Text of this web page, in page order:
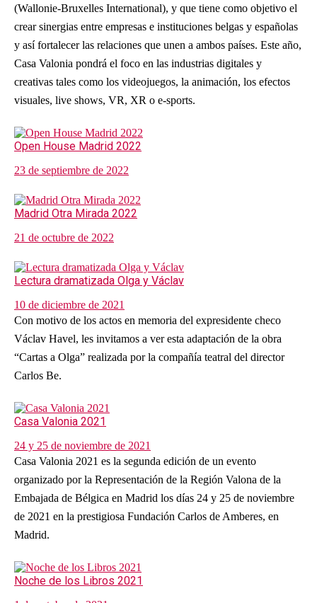
(Wallonie-Bruxelles International), y que tiene como objetivo el
crear sinergias entre empresas e instituciones belgas y españolas
y así fortalecer las relaciones que unen a ambos países. Este año,
Casa Valonia pondrá el foco en las industrias digitales y
creativas tales como los videojuegos, la animación, los efectos
visuales, live shows, VR, XR o e-sports.
Open House Madrid 2022
23 de septiembre de 2022
Madrid Otra Mirada 2022
21 de octubre de 2022
Lectura dramatizada Olga y Václav
10 de diciembre de 2021
Con motivo de los actos en memoria del expresidente checo
Václav Havel, les invitamos a ver esta adaptación de la obra
“Cartas a Olga” realizada por la compañía teatral del director
Carlos Be.
Casa Valonia 2021
24 y 25 de noviembre de 2021
Casa Valonia 2021 es la segunda edición de un evento
organizado por la Representación de la Región Valona de la
Embajada de Bélgica en Madrid los días 24 y 25 de noviembre
de 2021 en la prestigiosa Fundación Carlos de Amberes, en
Madrid.
Noche de los Libros 2021